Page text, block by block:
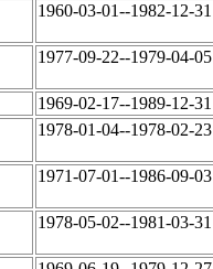
1960-03-01--1982-12-31
1977-09-22--1979-04-05
1969-02-17--1989-12-31
1978-01-04--1978-02-23
1971-07-01--1986-09-03
1978-05-02--1981-03-31